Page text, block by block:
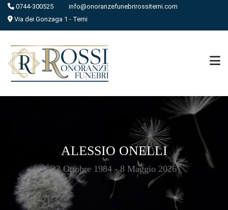
0744-300525
info@onoranzefunebrirossiterni.com
Via dei Gonzaga 1 - Terni
ALESSIO ONELLI
22 Ottobre 1984 - 8 Maggio 2026